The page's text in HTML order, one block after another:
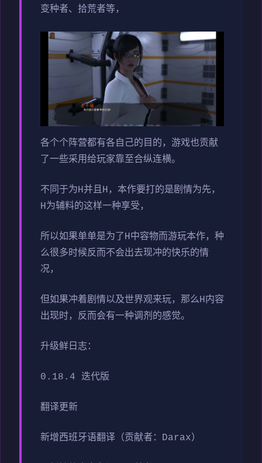
变种者、拾荒者等，
各个个阵营都有各自己的目的，游戏也贡献
了一些采用给玩家靠至合纵连横。
不同于为H并且H，本作要打的是剧情为先，
H为辅料的这样一种享受，
所以如果单单是为了H中容物而游玩本作，种
么很多时候反而不会出去现冲的快乐的情
况，
但如果冲着剧情以及世界观来玩，那么H内容
出现时，反而会有一种调剂的感觉。
升级鲜日志：
0.18.4 迭代版
翻译更新
新增西班牙语翻译（贡献者：Darax）